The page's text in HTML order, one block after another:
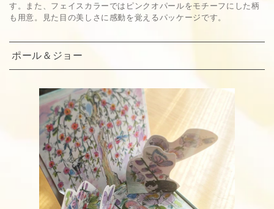
す。また、フェイスカラーではピンクオパールをモチーフにした柄
も用意。見た目の美しさに感動を覚えるパッケージです。
ポール＆ジョー